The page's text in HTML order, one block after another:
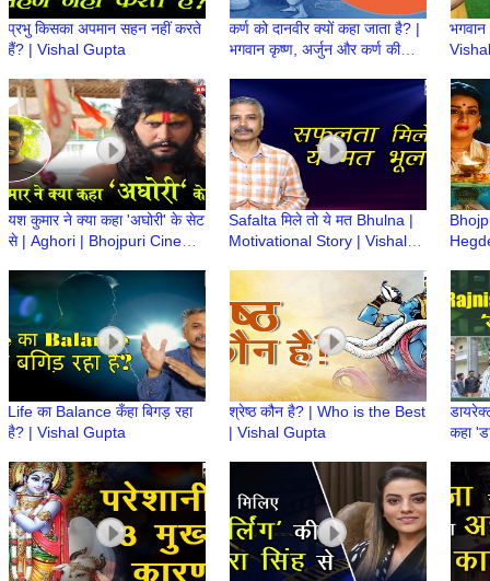
प्रभु किसका अपमान सहन नहीं करते
हैं? | Vishal Gupta
कर्ण को दानवीर क्यों कहा जाता है? |
भगवान कृष्ण, अर्जुन और कर्ण की
यश कुमार ने क्या कहा 'अघोरी' के सेट
से | Aghori | Bhojpuri Cinema
Safalta मिले तो ये मत Bhulna |
Motivational Story | Vishal
Life का Balance कँहा बिगड़ रहा
है? | Vishal Gupta
श्रेष्ठ कौन है? | Who is the Best
| Vishal Gupta
कहा